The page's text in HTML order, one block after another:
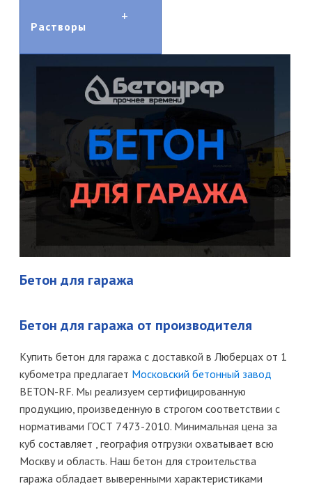
Растворы
Бетон для гаража
Бетон для гаража от производителя
Купить бетон для гаража с доставкой в Люберцах от 1
кубометра предлагает Московский бетонный завод
BETON-RF. Мы реализуем сертифицированную
продукцию, произведенную в строгом соответствии с
нормативами ГОСТ 7473-2010. Минимальная цена за
куб составляет , география отгрузки охватывает всю
Москву и область. Наш бетон для строительства
гаража обладает выверенными характеристиками